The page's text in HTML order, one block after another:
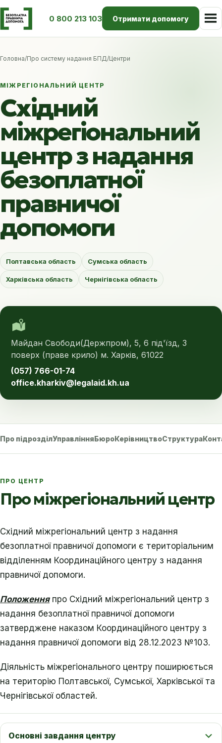
0 800 213 103 Отримати допомогу
Головна/Про систему надання БПД/Центри
МІЖРЕГІОНАЛЬНИЙ ЦЕНТР
Східний
міжрегіональний
центр з надання
безоплатної
правничої
допомоги
Полтавська область Сумська область
Харківська область Чернігівська область
Майдан Свободи(Держпром), 5, 6 під'їзд, 3
поверх (праве крило) м. Харків, 61022
(057) 766-01-74
office.kharkiv@legalaid.kh.ua
Про підрозділУправлінняБюроКерівництвоСтруктура
ПРО ЦЕНТР
Про міжрегіональний центр
Східний міжрегіональний центр з надання
безоплатної правничої допомоги є територіальним
відділенням Координаційного центру з надання
правничої допомоги.
Положенняпро Східний міжрегіональний центр з
надання безоплатної правничої допомоги
затверджене наказом Координаційного центру з
надання правничої допомоги від 28.12.2023 №103.
Діяльність міжрегіонального центру поширюється
на територію Полтавської, Сумської, Харківської та
Чернігівської областей.
Основні завдання центру